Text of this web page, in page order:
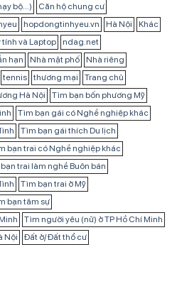
bộ...)
Căn hộ chung cư
hopdongtinhyeu.vn Hà Nội
Khác
tính và Laptop
ndag.net
hạn Nhà mặt phố
Nhà riêng
tennis thương mại
Trang chủ
Hà Nội
Tìm bạn bốn phương Mỹ
Tìm bạn gái có Nghề nghiệp khác
Tìm bạn gái thích Du lịch
bạn trai có Nghề nghiệp khác
trai làm nghề Buôn bán
Tìm bạn trai ở Mỹ
bạn tâm sự
Tìm người yêu (nữ) ở TP Hồ Chí Minh
Nội Đất ở/ Đất thổ cư